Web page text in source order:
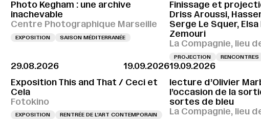
Photo Kegham : une archive
inachevable
Centre Photographique Marseille
EXPOSITION SAISON MÉDITERRANÉE
Finissage et
Driss Aroussi,
Serge Le Squer,
Zemouri
La Compagnie, lieu
PROJECTION RENCONTRES
29.08.2026
19.09.2026
Exposition This and That / Ceci et
Cela
Fotokino
EXPOSITION RENTRÉE DE L'ART CONTEMPORAIN
19.09.2026
lecture d’Olivier
l’occasion de la
sortes de bleu
La Compagnie, lieu